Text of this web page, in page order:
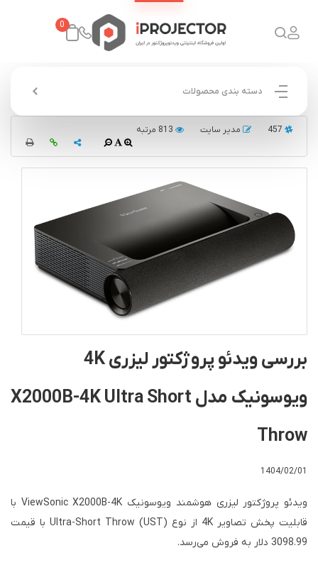
0
دسته بندی محصولات
457 مدیر سایت 813 مرتبه
بررسی ویدئو پروژکتور لیزری 4K
ویوسونیک مدل X2000B-4K Ultra Short
Throw
1404/02/01
ویدئو پروژکتور لیزری هوشمند ویوسونیک ViewSonic X2000B-4K با
قابلیت پخش تصاویر 4K از نوع Ultra-Short Throw (UST) با قیمت
3098.99 دلار به فروش می‌رسد.